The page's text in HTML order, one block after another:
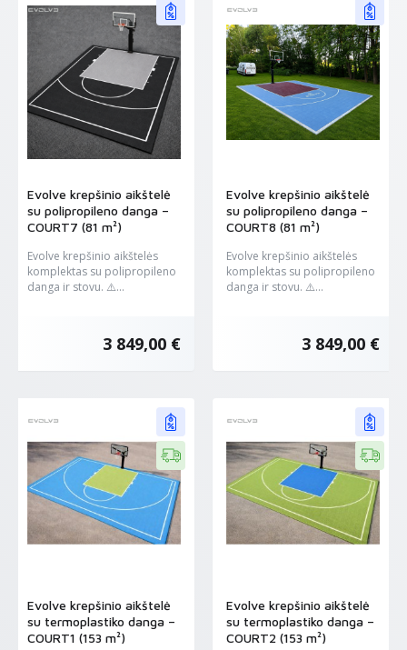
Evolve krepšinio aikštelė
su polipropileno danga –
COURT7 (81 m²)
Evolve krepšinio aikštelės
komplektas su polipropileno
danga ir stovu. ⚠️...
3 849,00 €
Evolve krepšinio aikštelė
su polipropileno danga –
COURT8 (81 m²)
Evolve krepšinio aikštelės
komplektas su polipropileno
danga ir stovu. ⚠️...
3 849,00 €
Evolve krepšinio aikštelė
su termoplastiko danga –
COURT1 (153 m²)
Evolve krepšinio aikštelė
su termoplastiko danga –
COURT2 (153 m²)